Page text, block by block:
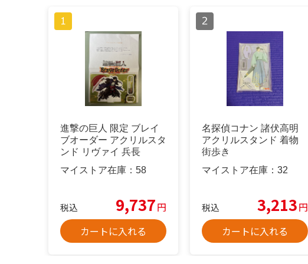
進撃の巨人 限定 ブレイ
ブオーダー アクリルスタ
ンド リヴァイ 兵長
マイストア在庫： 58
税込 9,737円
カートに入れる
名探偵コナン 諸伏高明
アクリルスタンド 着物
街歩き
マイストア在庫： 32
税込 3,213円
カートに入れる